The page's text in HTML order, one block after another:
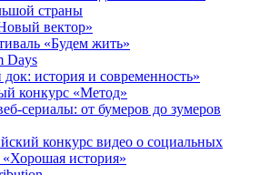
страны
вектор»
«Будем жить»
Days
док: история и современность»
конкурс «Метод»
сериалы: от бумеров до зумеров
конкурс видео о социальных
«Хорошая история»